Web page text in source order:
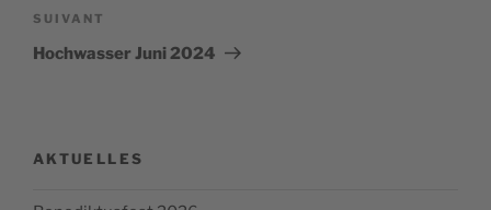
Article
suivant
SUIVANT
Hochwasser Juni 2024
AKTUELLES